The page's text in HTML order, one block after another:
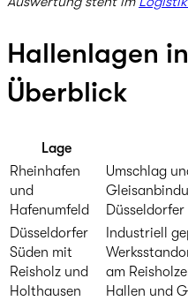
Hallenlagen
Überblick
Lage
Rheinhafen
und
Hafenumfeld
Umschlag
Düsseldorfer
Düsseldorfer
Süden mit
Reisholz und
Holthausen
Industriell
am
Hallen und